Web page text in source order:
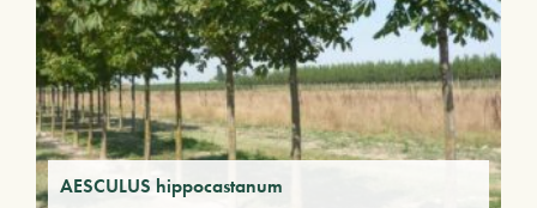
AESCULUS hippocastanum